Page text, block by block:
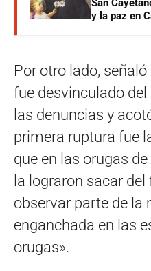
San
y la paz en
Por otro lado,
fue desvinculado
las denuncias y
primera ruptura fue
que en las orugas
la lograron sacar
observar parte de la
enganchada en las
orugas».